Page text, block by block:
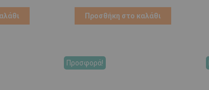
τιμή
είναι:
€42,00.
€55,00.
τιμή
είναι:
€43,99.
Προσθήκη στο καλάθι
Προσφορά!